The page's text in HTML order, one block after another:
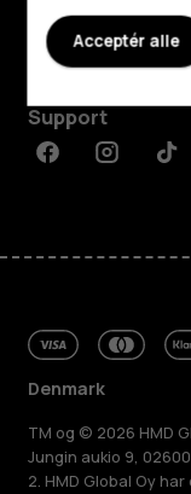
Om
Planet and
Support
FacebookInstagram
Denmark
TM og © 2026 HMD
Jungin aukio 9,
2. HMD Global Oy
Acceptér alle